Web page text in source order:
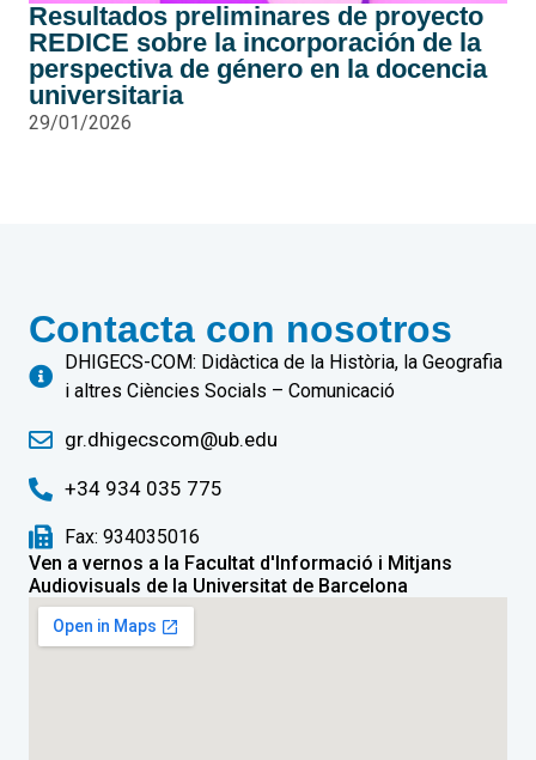
Resultados preliminares de proyecto
REDICE sobre la incorporación de la
perspectiva de género en la docencia
universitaria
29/01/2026
Contacta con nosotros
DHIGECS-COM: Didàctica de la Història, la Geografia
i altres Ciències Socials – Comunicació
gr.dhigecscom@ub.edu
+34 934 035 775
Fax: 934035016
Ven a vernos a la Facultat d'Informació i Mitjans
Audiovisuals de la Universitat de Barcelona